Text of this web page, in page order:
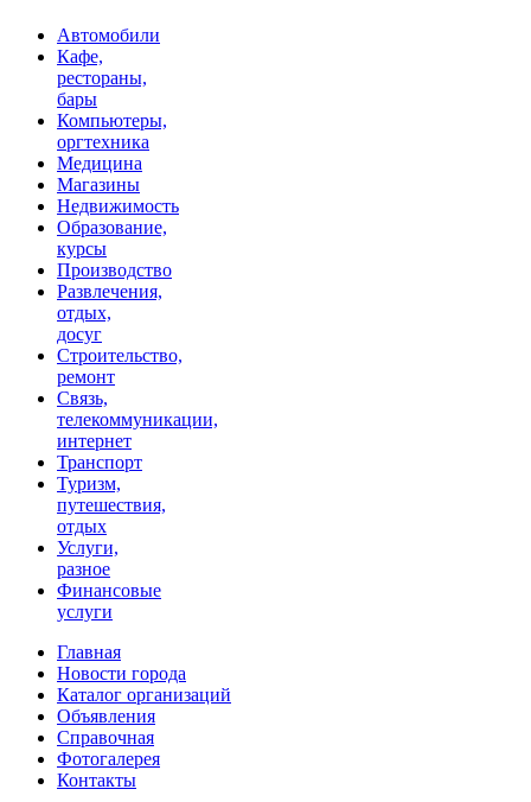
Автомобили
Кафе,
рестораны,
бары
Компьютеры,
оргтехника
Медицина
Магазины
Недвижимость
Образование,
курсы
Производство
Развлечения,
отдых,
досуг
Строительство,
ремонт
Связь,
телекоммуникации,
интернет
Транспорт
Туризм,
путешествия,
отдых
Услуги,
разное
Финансовые
услуги
Главная
Новости города
Каталог организаций
Объявления
Справочная
Фотогалерея
Контакты